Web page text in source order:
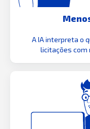
A IA interpreta o
licitações com